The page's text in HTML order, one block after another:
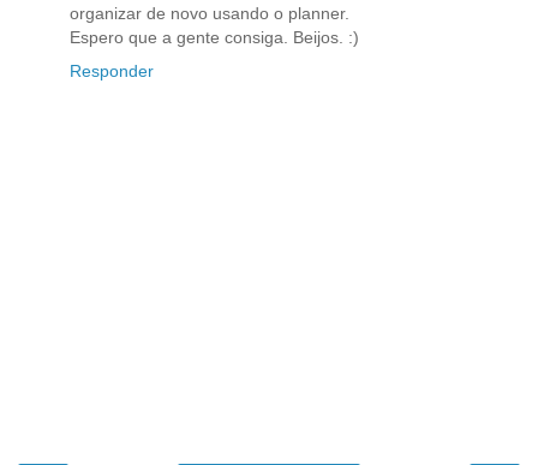
organizar de novo usando o planner.
Espero que a gente consiga. Beijos. :)
Responder